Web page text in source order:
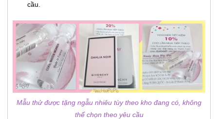
cầu.
Mẫu thử được tặng ngẫu nhiêu tùy theo kho đang có, không
thể chọn theo yêu cầu